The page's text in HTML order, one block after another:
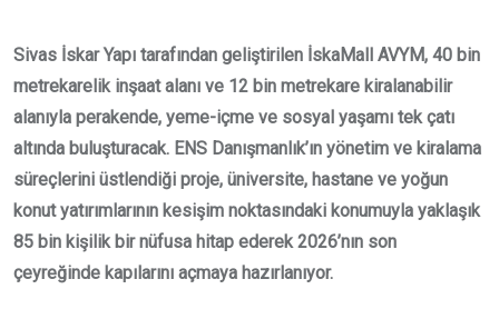
Sivas İskar Yapı tarafından geliştirilen İskaMall AVYM, 40 bin
metrekarelik inşaat alanı ve 12 bin metrekare kiralanabilir
alanıyla perakende, yeme-içme ve sosyal yaşamı tek çatı
altında buluşturacak. ENS Danışmanlık’ın yönetim ve kiralama
süreçlerini üstlendiği proje, üniversite, hastane ve yoğun
konut yatırımlarının kesişim noktasındaki konumuyla yaklaşık
85 bin kişilik bir nüfusa hitap ederek 2026’nın son
çeyreğinde kapılarını açmaya hazırlanıyor.